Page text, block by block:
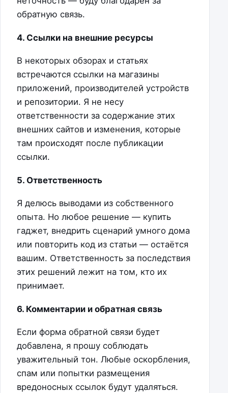
обратную связь.
4. Ссылки на внешние ресурсы
В некоторых обзорах и статьях
встречаются ссылки на магазины
приложений, производителей устройств
и репозитории. Я не несу
ответственности за содержание этих
внешних сайтов и изменения, которые
там происходят после публикации
ссылки.
5. Ответственность
Я делюсь выводами из собственного
опыта. Но любое решение — купить
гаджет, внедрить сценарий умного дома
или повторить код из статьи — остаётся
вашим. Ответственность за последствия
этих решений лежит на том, кто их
принимает.
6. Комментарии и обратная связь
Если форма обратной связи будет
добавлена, я прошу соблюдать
уважительный тон. Любые оскорбления,
спам или попытки размещения
вредоносных ссылок будут удаляться.